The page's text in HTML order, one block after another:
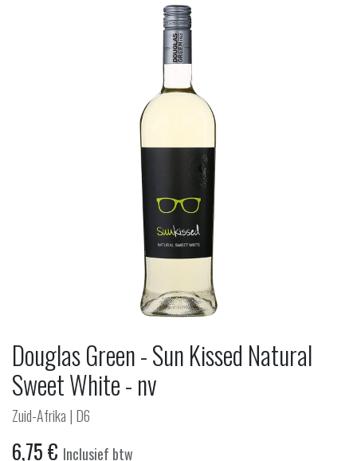
Douglas Green - Sun Kissed Natural
Sweet White - nv
Zuid-Afrika | D6
6,75€ Inclusief btw